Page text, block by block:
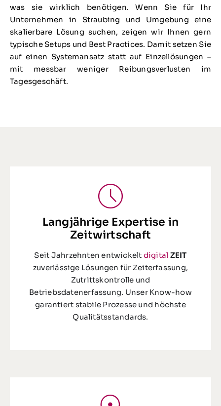
was sie wirklich benötigen. Wenn Sie für Ihr
Unternehmen in Straubing und Umgebung eine
skalierbare Lösung suchen, zeigen wir Ihnen gern
typische Setups und Best Practices. Damit setzen Sie
auf einen Systemansatz statt auf Einzellösungen –
mit messbar weniger Reibungsverlusten im
Tagesgeschäft.
Langjährige Expertise in
Zeitwirtschaft
Seit Jahrzehnten entwickelt digital ZEIT
zuverlässige Lösungen für Zeiterfassung,
Zutrittskontrolle und
Betriebsdatenerfassung. Unser Know-how
garantiert stabile Prozesse und höchste
Qualitätsstandards.